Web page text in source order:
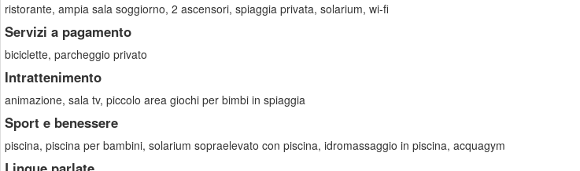
ristorante, ampia sala soggiorno, 2 ascensori, spiaggia privata, solarium, wi-fi
Servizi a pagamento
biciclette, parcheggio privato
Intrattenimento
animazione, sala tv, piccolo area giochi per bimbi in spiaggia
Sport e benessere
piscina, piscina per bambini, solarium sopraelevato con piscina, idromassaggio in piscina, acquagym